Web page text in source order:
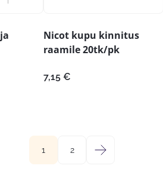
Nicot kupu kinnitus
raamile 20tk/pk
7,15 €
1 2 →